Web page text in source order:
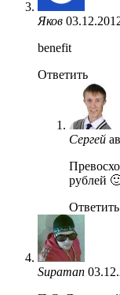
Яков
benefit
Ответить
Сергей
рублей
Ответить
Supaman